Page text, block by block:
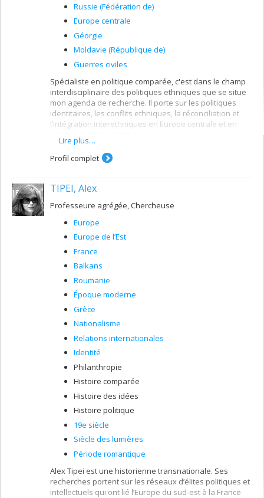
Russie (Fédération de)
Europe centrale
Géorgie
Moldavie (République de)
Guerres civiles
Spécialiste en politique comparée, c'est dans le champ
interdisciplinaire des politiques ethniques que se situe
mon agenda de recherche. Il porte sur les politiques
identitaires, les conflits ethniques, la réconciliation et
l’intégration interethniques en Europe centrale et en
Je m’intéresse plus particulièrement aux
transformations identitaires comprises dans un cadre
politiques, stratégies des élites et la réceptivité
sociétale. Mon agenda comprend trois axes de
recherche. Le premier explore les politiques de la
dans les pays post-communistes. Le deuxième étudie
les processus de la construction des nations et porte
principalement sur les politiques historiques dans les
sociétés post-conflits armés et les de fato États, soit le
Chypre turque, l'Abkhazie (Géorgie) et la Transnistrie
(Moldova). Le troisième axe se penche sur les
processus institutionnels et politiques de la construction
de la confiance inter-ethnique dans les sociétés
divisées. Avec Françoise Montambeault, nous étudions,
par exemple, les mécanismes de délibération propices
Lire plus…
Profil complet
TIPEI, Alex
Professeure agrégée, Chercheuse
Europe
Europe de l’Est
France
Balkans
Roumanie
Époque moderne
Grèce
Nationalisme
Relations internationales
Identité
Philanthropie
Histoire comparée
Histoire des idées
Histoire politique
19e siècle
Siècle des lumières
Période romantique
Alex Tipei est une historienne transnationale. Ses
recherches portent sur les réseaux d’élites politiques et
intellectuels qui ont lié l’Europe du sud-est à la France